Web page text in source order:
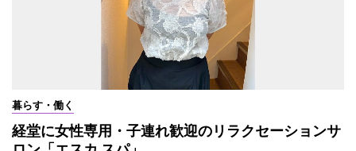
暮らす・働く
経堂に女性専用・子連れ歓迎のリラクセーションサ